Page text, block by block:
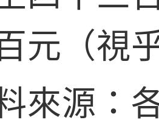
元（視
來源：